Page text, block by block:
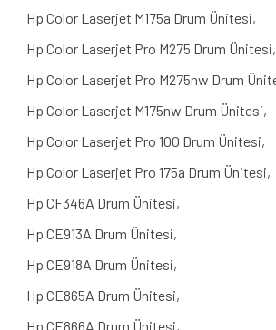
Hp Color Laserjet M175a Drum Ünitesi,
Hp Color Laserjet Pro M275 Drum Ünitesi,
Hp Color Laserjet Pro M275nw Drum
Hp Color Laserjet M175nw Drum Ünitesi,
Hp Color Laserjet Pro 100 Drum Ünitesi,
Hp Color Laserjet Pro 175a Drum Ünitesi,
Hp CF346A Drum Ünitesi,
Hp CE913A Drum Ünitesi,
Hp CE918A Drum Ünitesi,
Hp CE865A Drum Ünitesi,
Hp CE866A Drum Ünitesi,